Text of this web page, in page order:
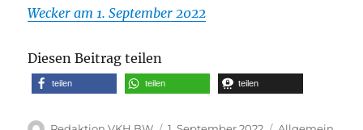
Wecker am 1. September 2022
Diesen Beitrag teilen
teilen teilen teilen